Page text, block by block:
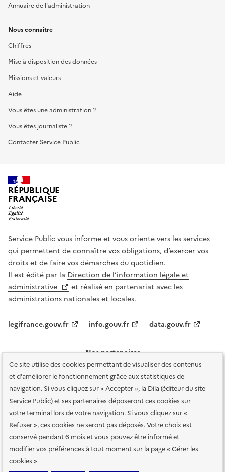
Ce site utilise des cookies permettant de visualiser des contenus
et d'améliorer le fonctionnement grâce aux statistiques de
navigation. Si vous cliquez sur « Accepter », la Dila (éditeur du site
Service Public) et ses partenaires déposeront ces cookies sur
votre terminal lors de votre navigation. Si vous cliquez sur «
Refuser », ces cookies ne seront pas déposés. Votre choix est
conservé pendant 6 mois et vous pouvez être informé et
modifier vos préférences à tout moment sur la page « Gérer les
cookies »
Annuaire de l'administration
Nous connaître
Chiffres
Mise à disposition des données
Missions et valeurs
Aide
Vous êtes une administration ?
Vous êtes journaliste ?
Contacter Service Public
RÉPUBLIQUE
FRANÇAISE
Service Public vous informe et vous oriente vers les services
qui permettent de connaître vos obligations, d’exercer vos
droits et de faire vos démarches du quotidien.
Il est édité par la Direction de l’information légale et
administrative
et réalisé en partenariat avec les
administrations nationales et locales.
legifrance.gouv.fr info.gouv.fr data.gouv.fr
Nos partenaires
Plan du site Accessibilité : totalement conforme
Accessibilité des
services en ligne Mentions légales Données personnelles et sécurité
Conditions générales d'utilisation Gestion des cookies